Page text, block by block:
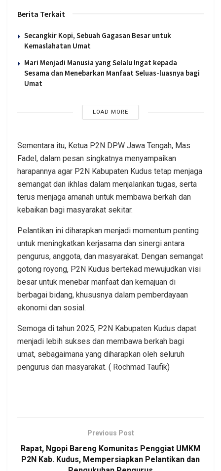
Berita Terkait
Secangkir Kopi, Sebuah Gagasan Besar untuk
Kemaslahatan Umat
Mari Menjadi Manusia yang Selalu Ingat kepada
Sesama dan Menebarkan Manfaat Seluas-luasnya bagi
Umat
LOAD MORE
Sementara itu, Ketua P2N DPW Jawa Tengah, Mas
Fadel, dalam pesan singkatnya menyampaikan
harapannya agar P2N Kabupaten Kudus tetap menjaga
semangat dan ikhlas dalam menjalankan tugas, serta
terus menjaga amanah untuk membawa berkah dan
kebaikan bagi masyarakat sekitar.
Pelantikan ini diharapkan menjadi momentum penting
untuk meningkatkan kerjasama dan sinergi antara
pengurus, anggota, dan masyarakat. Dengan semangat
gotong royong, P2N Kudus bertekad mewujudkan visi
besar untuk menebar manfaat dan kemajuan di
berbagai bidang, khususnya dalam pemberdayaan
ekonomi dan sosial.
Semoga di tahun 2025, P2N Kabupaten Kudus dapat
menjadi lebih sukses dan membawa berkah bagi
umat, sebagaimana yang diharapkan oleh seluruh
pengurus dan masyarakat. ( Rochmad Taufik)
Previous Post
Rapat, Ngopi Bareng Komunitas Penggiat UMKM
P2N Kab. Kudus, Mempersiapkan Pelantikan dan